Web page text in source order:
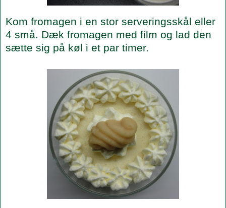
Kom fromagen i en stor serveringsskål eller
4 små. Dæk fromagen med film og lad den
sætte sig på køl i et par timer.